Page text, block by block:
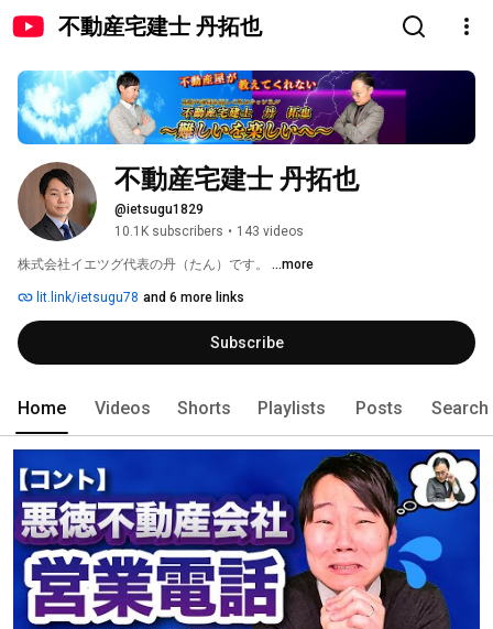
不動産宅建士 丹拓也
不動産宅建士 丹拓也
@ietsugu1829
10.1K subscribers • 143 videos
株式会社イエツグ代表の丹（たん）です。 ...more
lit.link/ietsugu78 and 6 more links
Subscribe
Home Videos Shorts Playlists Posts Search